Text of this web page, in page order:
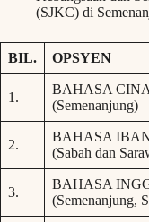
(SJKC) di
BIL. OPSYEN
1.
BAHASA CINA
(Semenanjung)
2.
BAHASA
(Sabah dan
3.
BAHASA
(Semenanjung,